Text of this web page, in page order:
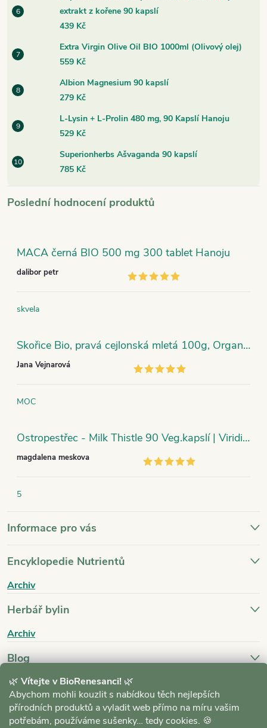
🌿 Vítejte v BioRenesanci! 🌿
Abychom mohli kouzlit s nabídkou těch nejlepších
přírodních produktů a vyladit web přímo na míru vašim
potřebám, používáme sušenky… tedy cookies. 🍪
extrakt z kořene 90 kapslí
439 Kč
Extra Virgin Olive Oil BIO 1000ml (Olivový olej)
559 Kč
Albion Magnesium 90 kapslí
279 Kč
L-Lysin + L-Prolin 480 mg, 90 Kapslí Hanoju
529 Kč
Superionherbs Ašvaganda 90 kapslí
785 Kč
Poslední hodnocení produktů
MACA černá BIO 500 mg 300 tablet Hanoju
dalibor petr
skvela
Skořice Bio, pravá cejlonská mletá 100g, Organic India
Jana Vejnarová
MOC
Ostropestřec - Milk Thistle 90 Veg.kapslí | Viridian
magdalena meskova
5
Informace pro vás
Encyklopedie Nutrientů
Archiv
Herbář bylin
Archiv
Blog
Archiv